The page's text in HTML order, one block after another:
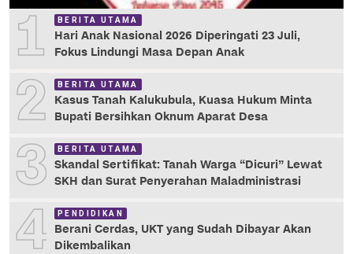
1 BERITA UTAMA
Hari Anak Nasional 2026 Diperingati 23 Juli,
Fokus Lindungi Masa Depan Anak
2 BERITA UTAMA
Kasus Tanah Kalukubula, Kuasa Hukum Minta
Bupati Bersihkan Oknum Aparat Desa
3 BERITA UTAMA
Skandal Sertifikat: Tanah Warga “Dicuri” Lewat
SKH dan Surat Penyerahan Maladministrasi
4 PENDIDIKAN
Berani Cerdas, UKT yang Sudah Dibayar Akan
Dikembalikan